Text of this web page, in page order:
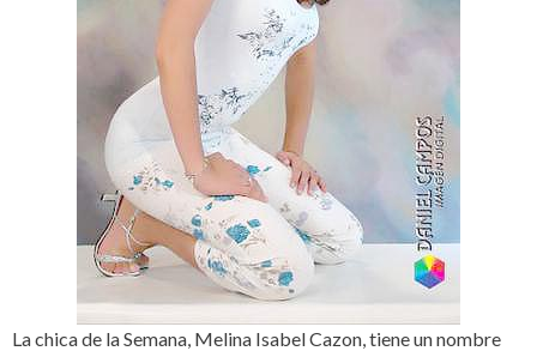
La chica de la Semana, Melina Isabel Cazon, tiene un nombre